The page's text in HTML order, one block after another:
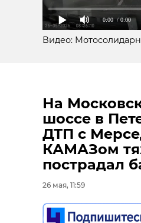
0:00 / 0:00
Видео:
На
шоссе в
ДТП с
КАМАЗом
пострадал
26 мая, 11:59